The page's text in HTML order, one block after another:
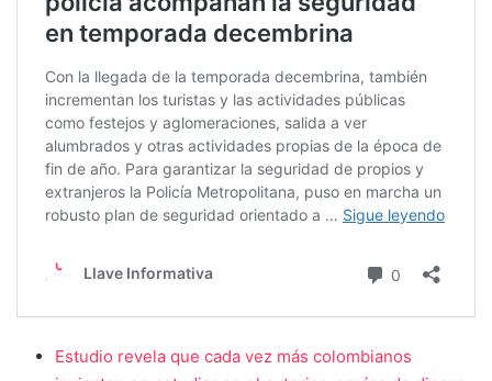
Estudio revela que cada vez más colombianos